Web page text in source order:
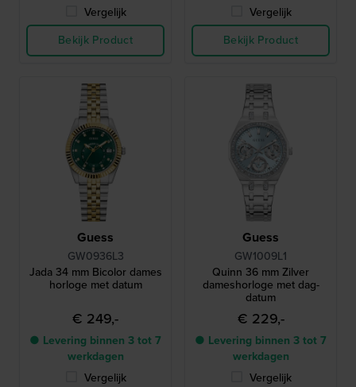
Vergelijk
Bekijk Product
Vergelijk
Bekijk Product
Guess
GW0936L3
Jada 34 mm Bicolor dames
horloge met datum
€ 249,-
● Levering binnen 3 tot 7
werkdagen
Vergelijk
Guess
GW1009L1
Quinn 36 mm Zilver
dameshorloge met dag-
datum
€ 229,-
● Levering binnen 3 tot 7
werkdagen
Vergelijk